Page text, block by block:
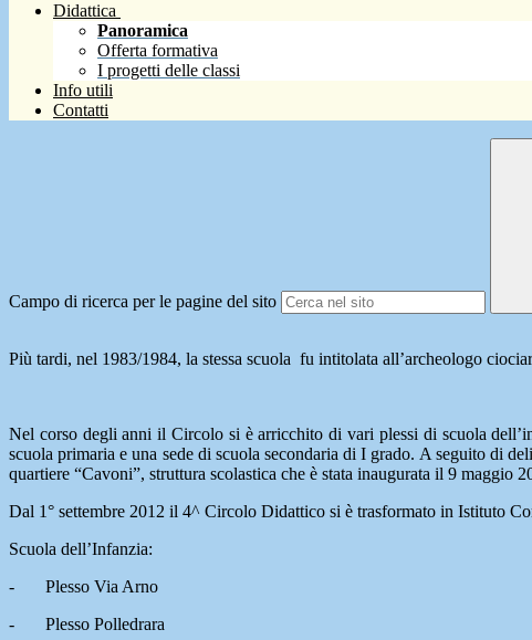
Didattica
Panoramica
Offerta formativa
I progetti delle classi
Info utili
Contatti
Campo di ricerca per le pagine del sito
Più tardi, nel 1983/1984, la stessa scuola fu intitolata all’archeologo
Nel corso degli anni il Circolo si è arricchito di vari plessi di scuola
scuola primaria e una sede di scuola secondaria di I grado. A seguito di
quartiere “Cavoni”, struttura scolastica che è stata inaugurata il 9 maggio
Dal 1° settembre 2012 il 4^ Circolo Didattico si è trasformato in Istituto
Scuola dell’Infanzia:
- Plesso Via Arno
- Plesso Polledrara